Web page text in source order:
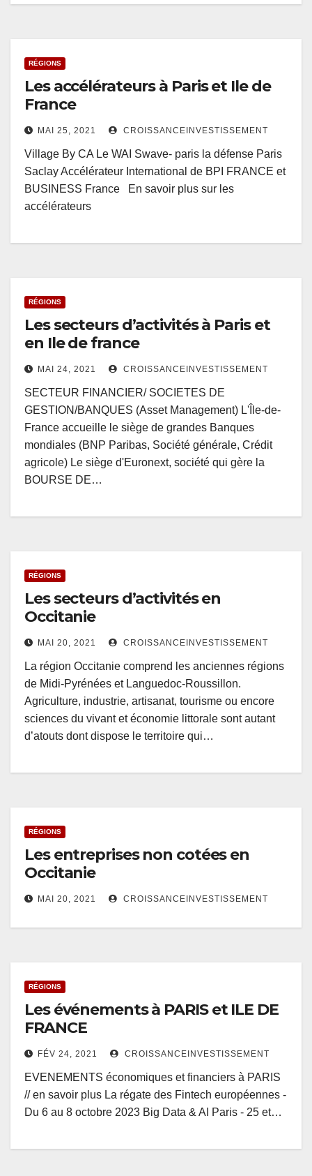
RÉGIONS
Les accélérateurs à Paris et Ile de
France
MAI 25, 2021 CROISSANCEINVESTISSEMENT
Village By CA Le WAI Swave- paris la défense Paris
Saclay Accélérateur International de BPI FRANCE et
BUSINESS France En savoir plus sur les
accélérateurs
RÉGIONS
Les secteurs d’activités à Paris et
en Ile de france
MAI 24, 2021 CROISSANCEINVESTISSEMENT
SECTEUR FINANCIER/ SOCIETES DE
GESTION/BANQUES (Asset Management) L'Île-de-
France accueille le siège de grandes Banques
mondiales (BNP Paribas, Société générale, Crédit
agricole) Le siège d'Euronext, société qui gère la
BOURSE DE…
RÉGIONS
Les secteurs d’activités en
Occitanie
MAI 20, 2021 CROISSANCEINVESTISSEMENT
La région Occitanie comprend les anciennes régions
de Midi-Pyrénées et Languedoc-Roussillon.
Agriculture, industrie, artisanat, tourisme ou encore
sciences du vivant et économie littorale sont autant
d’atouts dont dispose le territoire qui…
RÉGIONS
Les entreprises non cotées en
Occitanie
MAI 20, 2021 CROISSANCEINVESTISSEMENT
RÉGIONS
Les événements à PARIS et ILE DE
FRANCE
FÉV 24, 2021 CROISSANCEINVESTISSEMENT
EVENEMENTS économiques et financiers à PARIS
// en savoir plus La régate des Fintech européennes -
Du 6 au 8 octobre 2023 Big Data & AI Paris - 25 et…